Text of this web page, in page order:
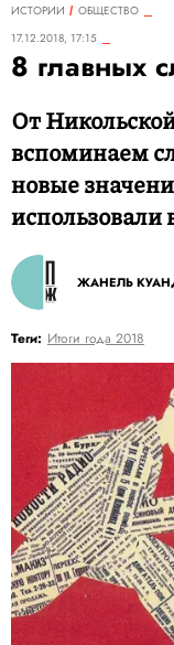
ИСТОРИИ
ОБЩЕСТВО
17.12.2018, 17:15
8 главных
От
вспоминаем
новые
использовали
ЖАНЕЛЬ
Теги: Итоги года 2018